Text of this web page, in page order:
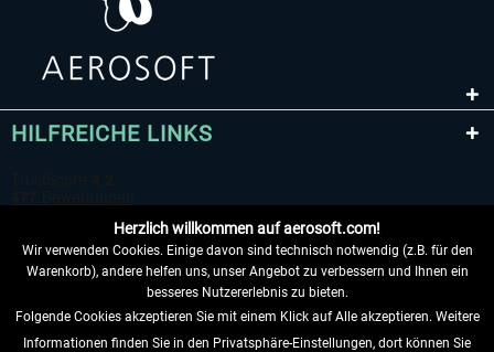
HILFREICHE LINKS
VERTRAG WIDERRUFEN
Herzlich willkommen auf aerosoft.com!
Wir verwenden Cookies. Einige davon sind technisch notwendig (z.B. für den
Warenkorb), andere helfen uns, unser Angebot zu verbessern und Ihnen ein
besseres Nutzererlebnis zu bieten.
Folgende Cookies akzeptieren Sie mit einem Klick auf Alle akzeptieren. Weitere
Informationen finden Sie in den Privatsphäre-Einstellungen, dort können Sie